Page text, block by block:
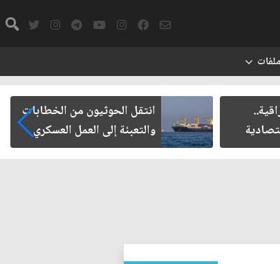
ملفات
انتقل الحوثيون من الخطابات
والتعبئة إلى العمل العسكري